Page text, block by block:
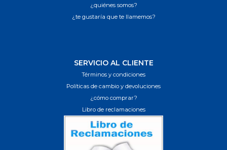
¿quiénes somos?
¿te gustaría que te llamemos?
SERVICIO AL CLIENTE
Términos y condiciones
Políticas de cambio y devoluciones
¿cómo comprar?
Libro de reclamaciones